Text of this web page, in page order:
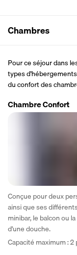
Chambres
Pour ce séjour dans
types
du confort des
Chambre Confort
Conçue pour deux
ainsi que ses
minibar, le balcon ou
d'une douche.
Capacité maximum :